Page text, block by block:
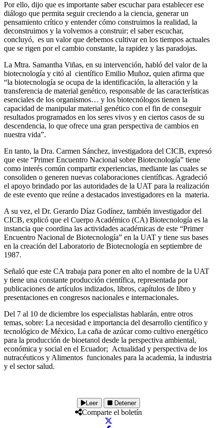
Por ello, dijo que es importante saber escuchar para establecer ese
diálogo que permita seguir creciendo a la ciencia, generar un
pensamiento crítico y entender cómo construimos la realidad, la
deconstruimos y la volvemos a construir; el saber escuchar,
concluyó, es un valor que debemos cultivar en los tiempos actuales
que se rigen por el cambio constante, la rapidez y las paradojas.
La Mtra. Samantha Viñas, en su intervención, habló del valor de la
biotecnología y citó al científico Emilio Muñoz, quien afirma que
“la biotecnología se ocupa de la identificación, la alteración y la
transferencia de material genético, responsable de las características
esenciales de los organismos… y los biotecnólogos tienen la
capacidad de manipular material genético con el fin de conseguir
resultados programados en los seres vivos y en ciertos casos de su
descendencia, lo que ofrece una gran perspectiva de cambios en
nuestra vida”.
En tanto, la Dra. Carmen Sánchez, investigadora del CICB, expresó
que este “Primer Encuentro Nacional sobre Biotecnología” tiene
como interés común compartir experiencias, mediante las cuales se
consoliden o generen nuevas colaboraciones científicas. Agradeció
el apoyo brindado por las autoridades de la UAT para la realización
de este evento que reúne a destacados investigadores en la materia.
A su vez, el Dr. Gerardo Díaz Godínez, también investigador del
CICB, explicó que el Cuerpo Académico (CA) Biotecnología es la
instancia que coordina las actividades académicas de este “Primer
Encuentro Nacional de Biotecnología” en la UAT y tiene sus bases
en la creación del Laboratorio de Biotecnología en septiembre de
1987.
Señaló que este CA trabaja para poner en alto el nombre de la UAT
y tiene una constante producción científica, representada por
publicaciones de artículos indizados, libros, capítulos de libro y
presentaciones en congresos nacionales e internacionales.
Del 7 al 10 de diciembre los especialistas hablarán, entre otros
temas, sobre: La necesidad e importancia del desarrollo científico y
tecnológico de México, La caña de azúcar como cultivo energético
para la producción de bioetanol desde la perspectiva ambiental,
económica y social en el Ecuador; Actualidad y perspectiva de los
nutracéuticos y Alimentos funcionales para la academia, la industria
y el sector salud.
Leer Detener
Comparte el boletín